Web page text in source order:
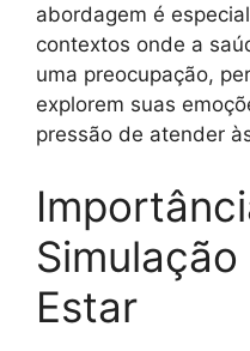
abordagem é
contextos onde a
uma preocupação,
explorem suas
pressão de atender
Estar